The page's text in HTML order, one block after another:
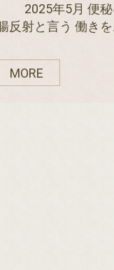
2025年5月 便秘
反射と言う 働き
MORE